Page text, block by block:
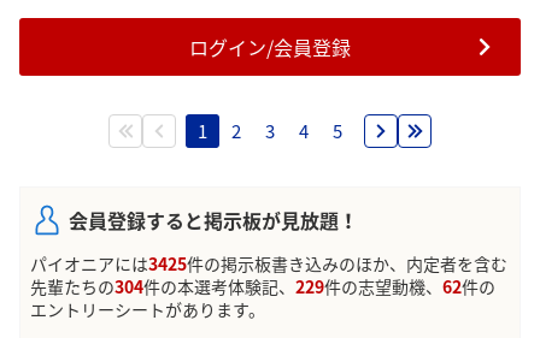
ログイン/会員登録
1 2 3 4 5
会員登録すると掲示板が見放題！
パイオニアには3425件の掲示板書き込みのほか、内定者を含む
先輩たちの304件の本選考体験記、 229件の志望動機、 62件の
エントリーシートがあります。